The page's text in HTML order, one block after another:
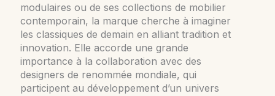
modulaires ou de ses collections de mobilier
contemporain, la marque cherche à imaginer
les classiques de demain en alliant tradition et
innovation. Elle accorde une grande
importance à la collaboration avec des
designers de renommée mondiale, qui
participent au développement d’un univers